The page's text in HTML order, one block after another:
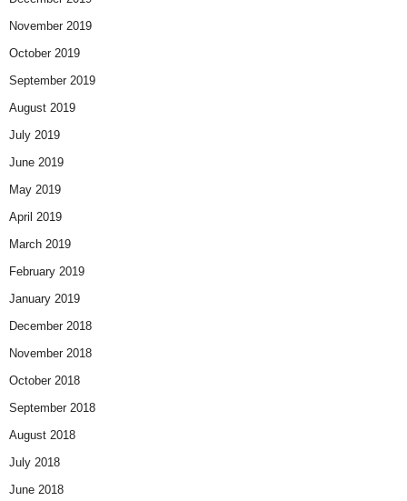
November 2019
October 2019
September 2019
August 2019
July 2019
June 2019
May 2019
April 2019
March 2019
February 2019
January 2019
December 2018
November 2018
October 2018
September 2018
August 2018
July 2018
June 2018